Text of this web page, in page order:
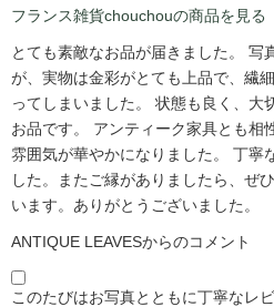
フランス雑貨chouchouの商品を見る
とても素敵なお品が届きました。 写
が、実物は金彩がとても上品で、繊
ってしまいました。 状態も良く、大
お品です。 アンティーク家具とも相
雰囲気が華やかになりました。 丁寧
した。またご縁がありましたら、ぜ
います。ありがとうございました。
ANTIQUE LEAVESからのコメント
このたびはお写真とともに丁寧なレ